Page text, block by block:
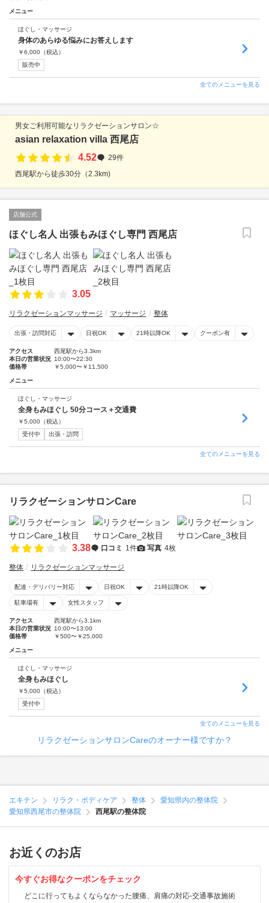
メニュー
ほぐし・マッサージ
身体のあらゆる悩みにお答えします
￥6,000 （税込）
販売中
全てのメニューを見る
男女ご利用可能なリラクゼーションサロン☆
asian relaxation villa 西尾店
4.52
29件
西尾駅から徒歩30分（2.3km)
店舗公式
ほぐし名人 出張もみほぐし専門 西尾店
3.05
リラクゼーションマッサージ マッサージ 整体
出張・訪問対応 日祝OK 21時以降OK クーポン有
アクセス
西尾駅から3.3km
本日の営業状況 10:00〜22:30
価格帯
￥5,000〜￥11,500
メニュー
ほぐし・マッサージ
全身もみほぐし 50分コース＋交通費
￥5,000 （税込）
受付中
出張・訪問
全てのメニューを見る
リラクゼーションサロンCare
3.38 口コミ 1件 写真 4枚
整体 リラクゼーションマッサージ
配達・デリバリー対応 日祝OK 21時以降OK
駐車場有 女性スタッフ
アクセス
西尾駅から3.1km
本日の営業状況 10:00〜13:00
価格帯
￥500〜￥25,000
メニュー
ほぐし・マッサージ
全身もみほぐし
￥5,000 （税込）
受付中
全てのメニューを見る
リラクゼーションサロンCareのオーナー様ですか？
エキテン リラク・ボディケア 整体
愛知県内の整体院
愛知県西尾市の整体院
西尾駅の整体院
お近くのお店
今すぐお得なクーポンをチェック
どこに行ってもよくならなかった腰痛、肩痛の対応‐交通事故施術